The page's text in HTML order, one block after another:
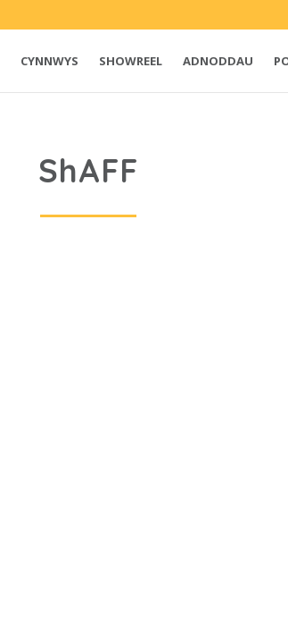
CYNNWYS SHOWREEL ADNODDAU
ShAFF